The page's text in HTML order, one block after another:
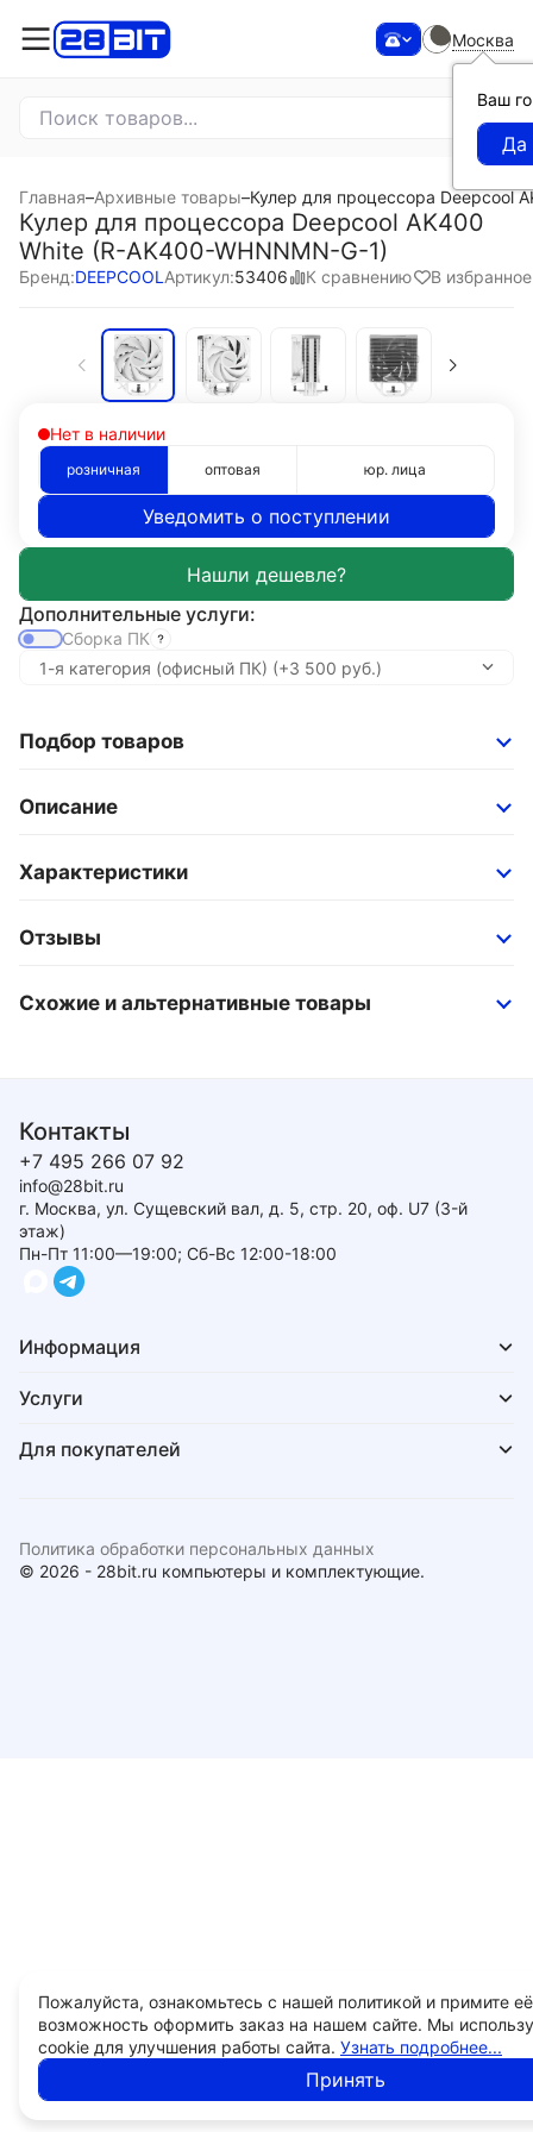
Москва
Ваш
Главная–Архивные товары–Кулер для процессора Deepcool
Кулер для процессора Deepcool AK400
White (R-AK400-WHNNMN-G-1)
Бренд:DEEPCOOL Артикул:53406 К сравнению В избранное
Нет в наличии
розничная оптовая юр. лица
Уведомить о поступлении
Дополнительные услуги:
Сборка ПК
Подбор товаров
Описание
Характеристики
Отзывы
Схожие и альтернативные товары
Контакты
+7 495 266 07 92
info@28bit.ru
г. Москва, ул. Сущевский вал, д. 5, стр. 20, оф. U7 (3-й
этаж)
Пн-Пт 11:00—19:00; Сб-Вс 12:00-18:00
Информация
Услуги
Для покупателей
© 2026 - 28bit.ru компьютеры и комплектующие.
Политика обработки персональных данных
Пожалуйста, ознакомьтесь с нашей политикой и примите
возможность оформить заказ на нашем сайте. Мы
cookie для улучшения работы сайта. Узнать подробнее...
Принять